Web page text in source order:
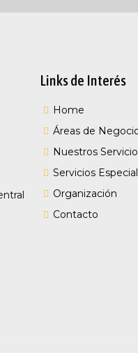
Links de Interés
Home
Áreas de
Nuestros
Servicios
Organización
Contacto